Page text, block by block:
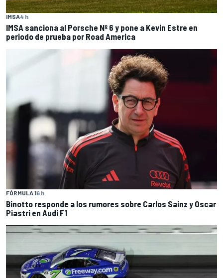
IMSA4 h
IMSA sanciona al Porsche Nº 6 y pone a Kevin Estre en
periodo de prueba por Road America
FÓRMULA 16 h
Binotto responde a los rumores sobre Carlos Sainz y Oscar
Piastri en Audi F1